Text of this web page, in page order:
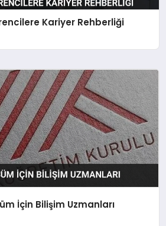
Kariyer Rehberliği
İçin Bilişim Uzmanları